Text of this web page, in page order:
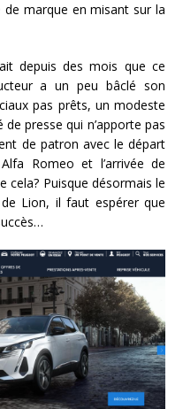
de marque en misant sur la
depuis des mois que ce
a un peu bâclé son
pas prêts, un modeste
presse qui n’apporte pas
de patron avec le départ
Romeo et l’arrivée de
cela? Puisque désormais le
Lion, il faut espérer que